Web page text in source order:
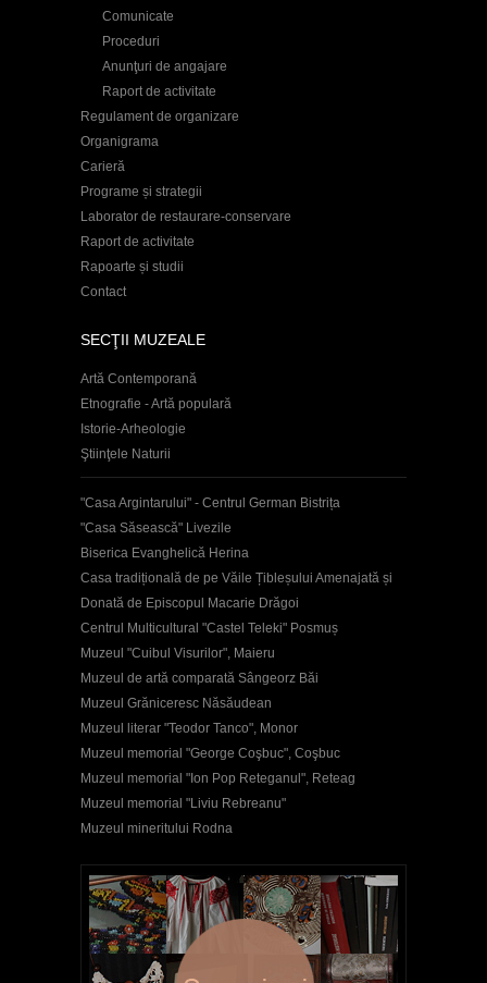
Comunicate
Proceduri
Anunţuri de angajare
Raport de activitate
Regulament de organizare
Organigrama
Carieră
Programe și strategii
Laborator de restaurare-conservare
Raport de activitate
Rapoarte și studii
Contact
SECŢII MUZEALE
Artă Contemporană
Etnografie - Artă populară
Istorie-Arheologie
Ştiinţele Naturii
"Casa Argintarului" - Centrul German Bistrița
"Casa Săsească" Livezile
Biserica Evanghelică Herina
Casa tradițională de pe Văile Țibleșului Amenajată și
Donată de Episcopul Macarie Drăgoi
Centrul Multicultural "Castel Teleki" Posmuș
Muzeul "Cuibul Visurilor", Maieru
Muzeul de artă comparată Sângeorz Băi
Muzeul Grăniceresc Năsăudean
Muzeul literar "Teodor Tanco", Monor
Muzeul memorial "George Coşbuc", Coşbuc
Muzeul memorial "Ion Pop Reteganul", Reteag
Muzeul memorial "Liviu Rebreanu"
Muzeul mineritului Rodna